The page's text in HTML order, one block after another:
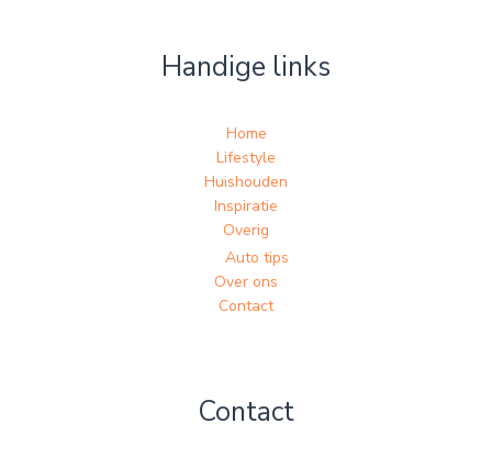
Handige links
Home
Lifestyle
Huishouden
Inspiratie
Overig
Auto tips
Over ons
Contact
Contact